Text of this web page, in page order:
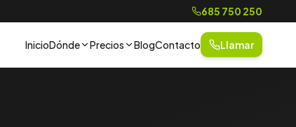
685 750 250
InicioDónde Precios BlogContacto Llamar